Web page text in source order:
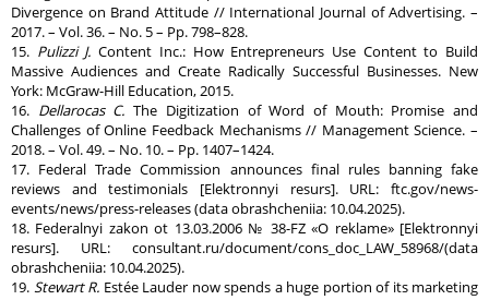
Divergence on Brand Attitude // International Journal of Advertising. –
2017. – Vol. 36. – No. 5 – Pp. 798–828.
15. Pulizzi J. Content Inc.: How Entrepreneurs Use Content to Build
Massive Audiences and Create Radically Successful Businesses. New
York: McGraw-Hill Education, 2015.
16. Dellarocas С. The Digitization of Word of Mouth: Promise and
Challenges of Online Feedback Mechanisms // Management Science. –
2018. – Vol. 49. – No. 10. – Pp. 1407–1424.
17. Federal Trade Commission announces final rules banning fake
reviews and testimonials [Elektronnyi resurs]. URL: ftc.gov/news-
events/news/press-releases (data obrashcheniia: 10.04.2025).
18. Federalnyi zakon ot 13.03.2006 № 38-FZ «O reklame» [Elektronnyi
resurs]. URL: consultant.ru/document/cons_doc_LAW_58968/(data
obrashcheniia: 10.04.2025).
19. Stewart R. Estée Lauder now spends a huge portion of its marketing